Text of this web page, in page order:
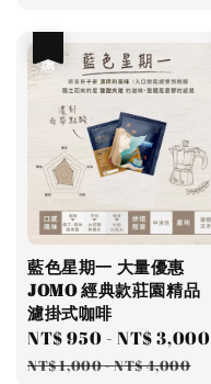
藍色星期一 大量優惠
JOMO 經典款莊園精品
濾掛式咖啡
Sale
price
NT$ 950 -NT$ 3,000
NT$ 1,000-NT$ 4,000